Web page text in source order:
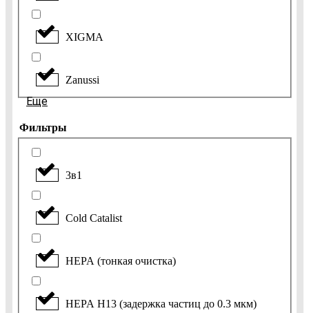
XIGMA
Zanussi
Еще
Фильтры
3в1
Cold Catalist
HEPA (тонкая очистка)
HEPA H13 (задержка частиц до 0.3 мкм)